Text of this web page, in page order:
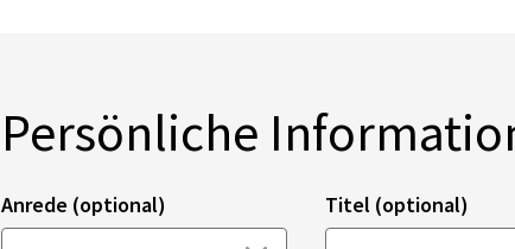
Persönliche
Anrede (optional) Titel (optional)